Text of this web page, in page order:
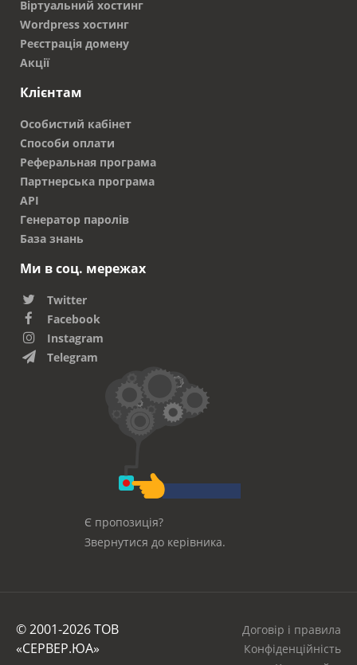
Віртуальний хостинг
Wordpress хостинг
Реєстрація домену
Акції
Клієнтам
Особистий кабінет
Способи оплати
Реферальная програма
Партнерська програма
API
Генератор паролів
База знань
Ми в соц. мережах
Twitter
Facebook
Instagram
Telegram
Є пропозиція?
Звернутися до керівника.
© 2001-2026 ТОВ
«СЕРВЕР.ЮА»
Договір і правила
Конфіденційність